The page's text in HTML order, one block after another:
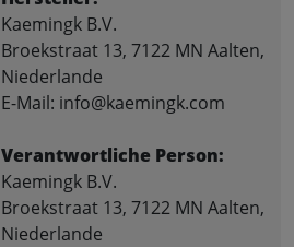
Kaemingk B.V.
Broekstraat 13, 7122 MN Aalten,
Niederlande
E-Mail: info@kaemingk.com
Verantwortliche Person:
Kaemingk B.V.
Broekstraat 13, 7122 MN Aalten,
Niederlande